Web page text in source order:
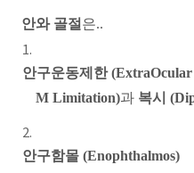
안와 골절 은..
안구운동제한
M Limitation)과 복시
안구함몰 (Enophthalmos)